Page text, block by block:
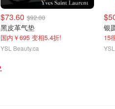
$73.60 $92.00
黑皮革气垫
国内￥695 变相5.4折!
YSL Beauty.ca
银
15